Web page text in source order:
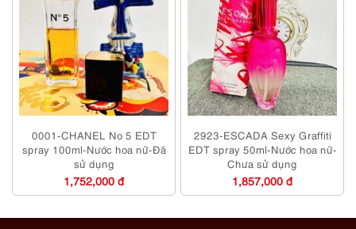
0001-CHANEL No 5 EDT
spray 100ml-Nước hoa nữ-Đã
sử dụng
1,752,000 đ
2923-ESCADA Sexy Graffiti
EDT spray 50ml-Nước hoa nữ-
Chưa sử dụng
1,857,000 đ